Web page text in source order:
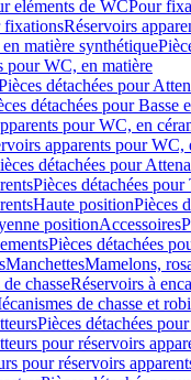
eléments de WCPour
fixationsRéservoirs
matière synthétique
pour WC, en matière
détachées pour
détachées pour Basse
pour WC, en
apparents pour WC,
détachées pour
Pièces détachées pour
Haute positionPièces
positionAccessoires
Pièces détachées
ManchettesMamelons,
chasseRéservoirs à
de chasse et
Pièces détachées
pour réservoirs
pour réservoirs